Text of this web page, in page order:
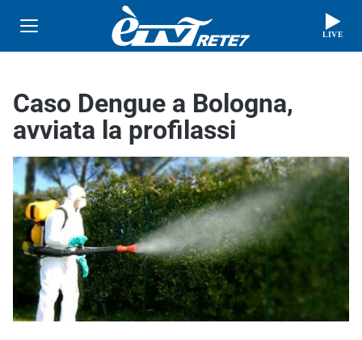
LIVE
Caso Dengue a Bologna,
avviata la profilassi